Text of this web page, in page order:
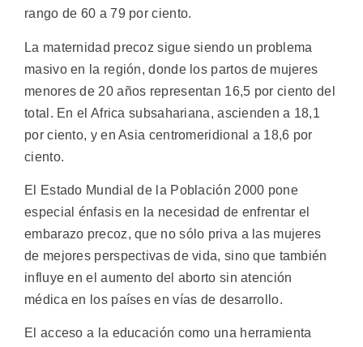
rango de 60 a 79 por ciento.
La maternidad precoz sigue siendo un problema
masivo en la región, donde los partos de mujeres
menores de 20 años representan 16,5 por ciento del
total. En el Africa subsahariana, ascienden a 18,1
por ciento, y en Asia centromeridional a 18,6 por
ciento.
El Estado Mundial de la Población 2000 pone
especial énfasis en la necesidad de enfrentar el
embarazo precoz, que no sólo priva a las mujeres
de mejores perspectivas de vida, sino que también
influye en el aumento del aborto sin atención
médica en los países en vías de desarrollo.
El acceso a la educación como una herramienta